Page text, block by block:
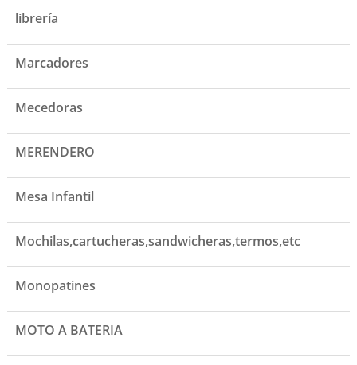
librería
Marcadores
Mecedoras
MERENDERO
Mesa Infantil
Mochilas,cartucheras,sandwicheras,termos,etc
Monopatines
MOTO A BATERIA